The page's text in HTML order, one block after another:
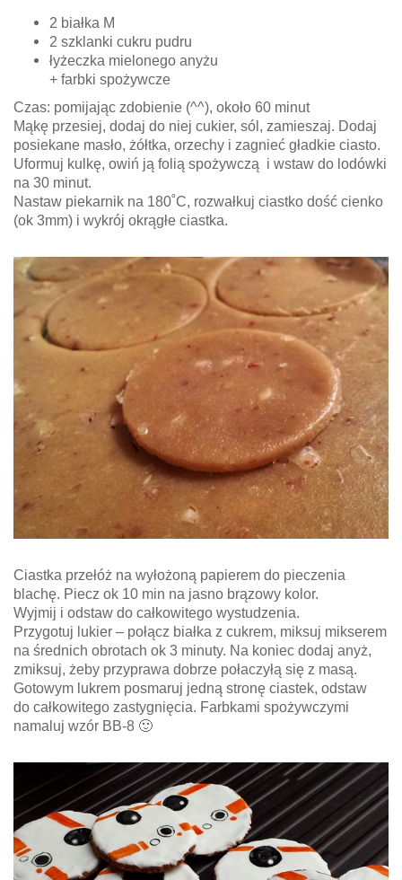
2 białka M
2 szklanki cukru pudru
łyżeczka mielonego anyżu
+ farbki spożywcze
Czas: pomijając zdobienie (^^), około 60 minut
Mąkę przesiej, dodaj do niej cukier, sól, zamieszaj. Dodaj
posiekane masło, żółtka, orzechy i zagnieć gładkie ciasto.
Uformuj kulkę, owiń ją folią spożywczą i wstaw do lodówki
na 30 minut.
Nastaw piekarnik na 180˚C, rozwałkuj ciastko dość cienko
(ok 3mm) i wykrój okrągłe ciastka.
Ciastka przełóż na wyłożoną papierem do pieczenia
blachę. Piecz ok 10 min na jasno brązowy kolor.
Wyjmij i odstaw do całkowitego wystudzenia.
Przygotuj lukier – połącz białka z cukrem, miksuj mikserem
na średnich obrotach ok 3 minuty. Na koniec dodaj anyż,
zmiksuj, żeby przyprawa dobrze połaczyłą się z masą.
Gotowym lukrem posmaruj jedną stronę ciastek, odstaw
do całkowitego zastygnięcia. Farbkami spożywczymi
namaluj wzór BB-8 🙂